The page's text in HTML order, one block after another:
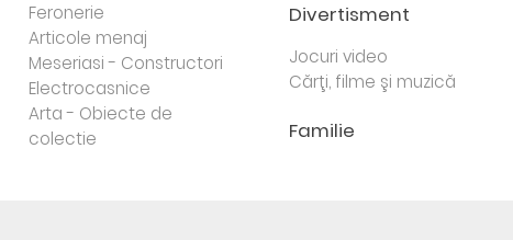
Feronerie
Articole menaj
Meseriasi - Constructori
Electrocasnice
Arta - Obiecte de
colectie
Divertisment
Jocuri video
Cărţi, filme şi muzică
Familie